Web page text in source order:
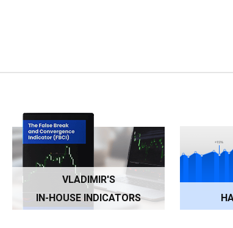
VLADIMIR'S
IN-HOUSE INDICATORS